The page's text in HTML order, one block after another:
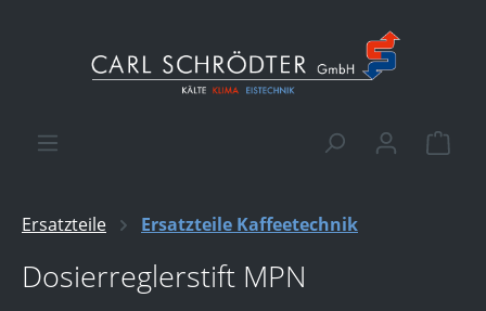
Ersatzteile Ersatzteile Kaffeetechnik
Dosierreglerstift MPN